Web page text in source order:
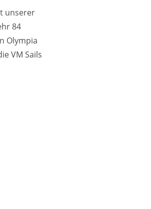
unserer
84
Olympia
VM Sails